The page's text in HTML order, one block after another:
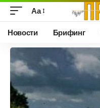
Аа
Новости Брифинг